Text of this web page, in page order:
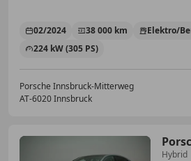
02/2024 38 000 km
Elektro/
224 kW (305 PS)
Porsche Innsbruck-Mitterweg
AT-6020 Innsbruck
Hybrid